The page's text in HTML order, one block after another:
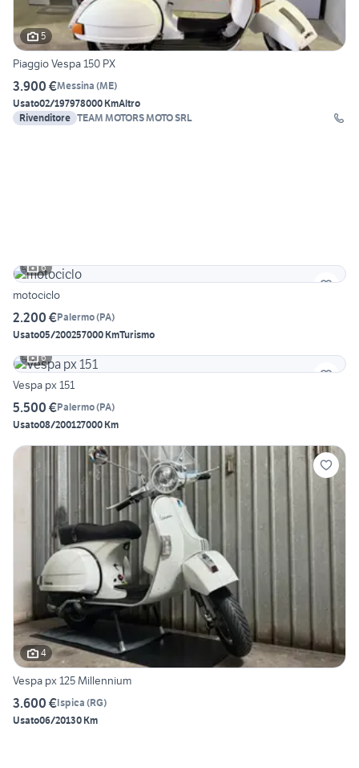
5
Piaggio Vespa 150 PX
3.900 €Messina (ME)
Usato02/197978000 KmAltro
Rivenditore TEAM MOTORS MOTO SRL
6
motociclo
2.200 €Palermo(PA)
Usato05/200257000 KmTurismo
6
Vespa px 151
5.500 €Palermo(PA)
Usato08/200127000 Km
4
Vespa px 125 Millennium
3.600 €Ispica (RG)
Usato06/20130 Km